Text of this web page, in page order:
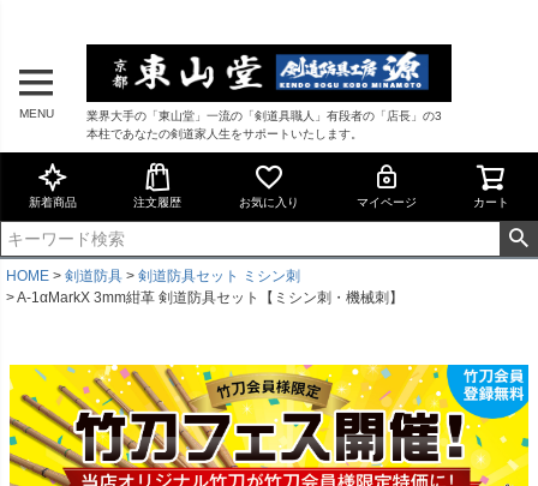
MENU
業界大手の「東山堂」一流の「剣道具職人」有段者の「店長」の3
本柱であなたの剣道家人生をサポートいたします。
新着商品 注文履歴 お気に入り マイページ カート
HOME 剣道防具
剣道防具セット ミシン刺
A-1αMarkX 3mm紺革 剣道防具セット【ミシン刺・機械刺】